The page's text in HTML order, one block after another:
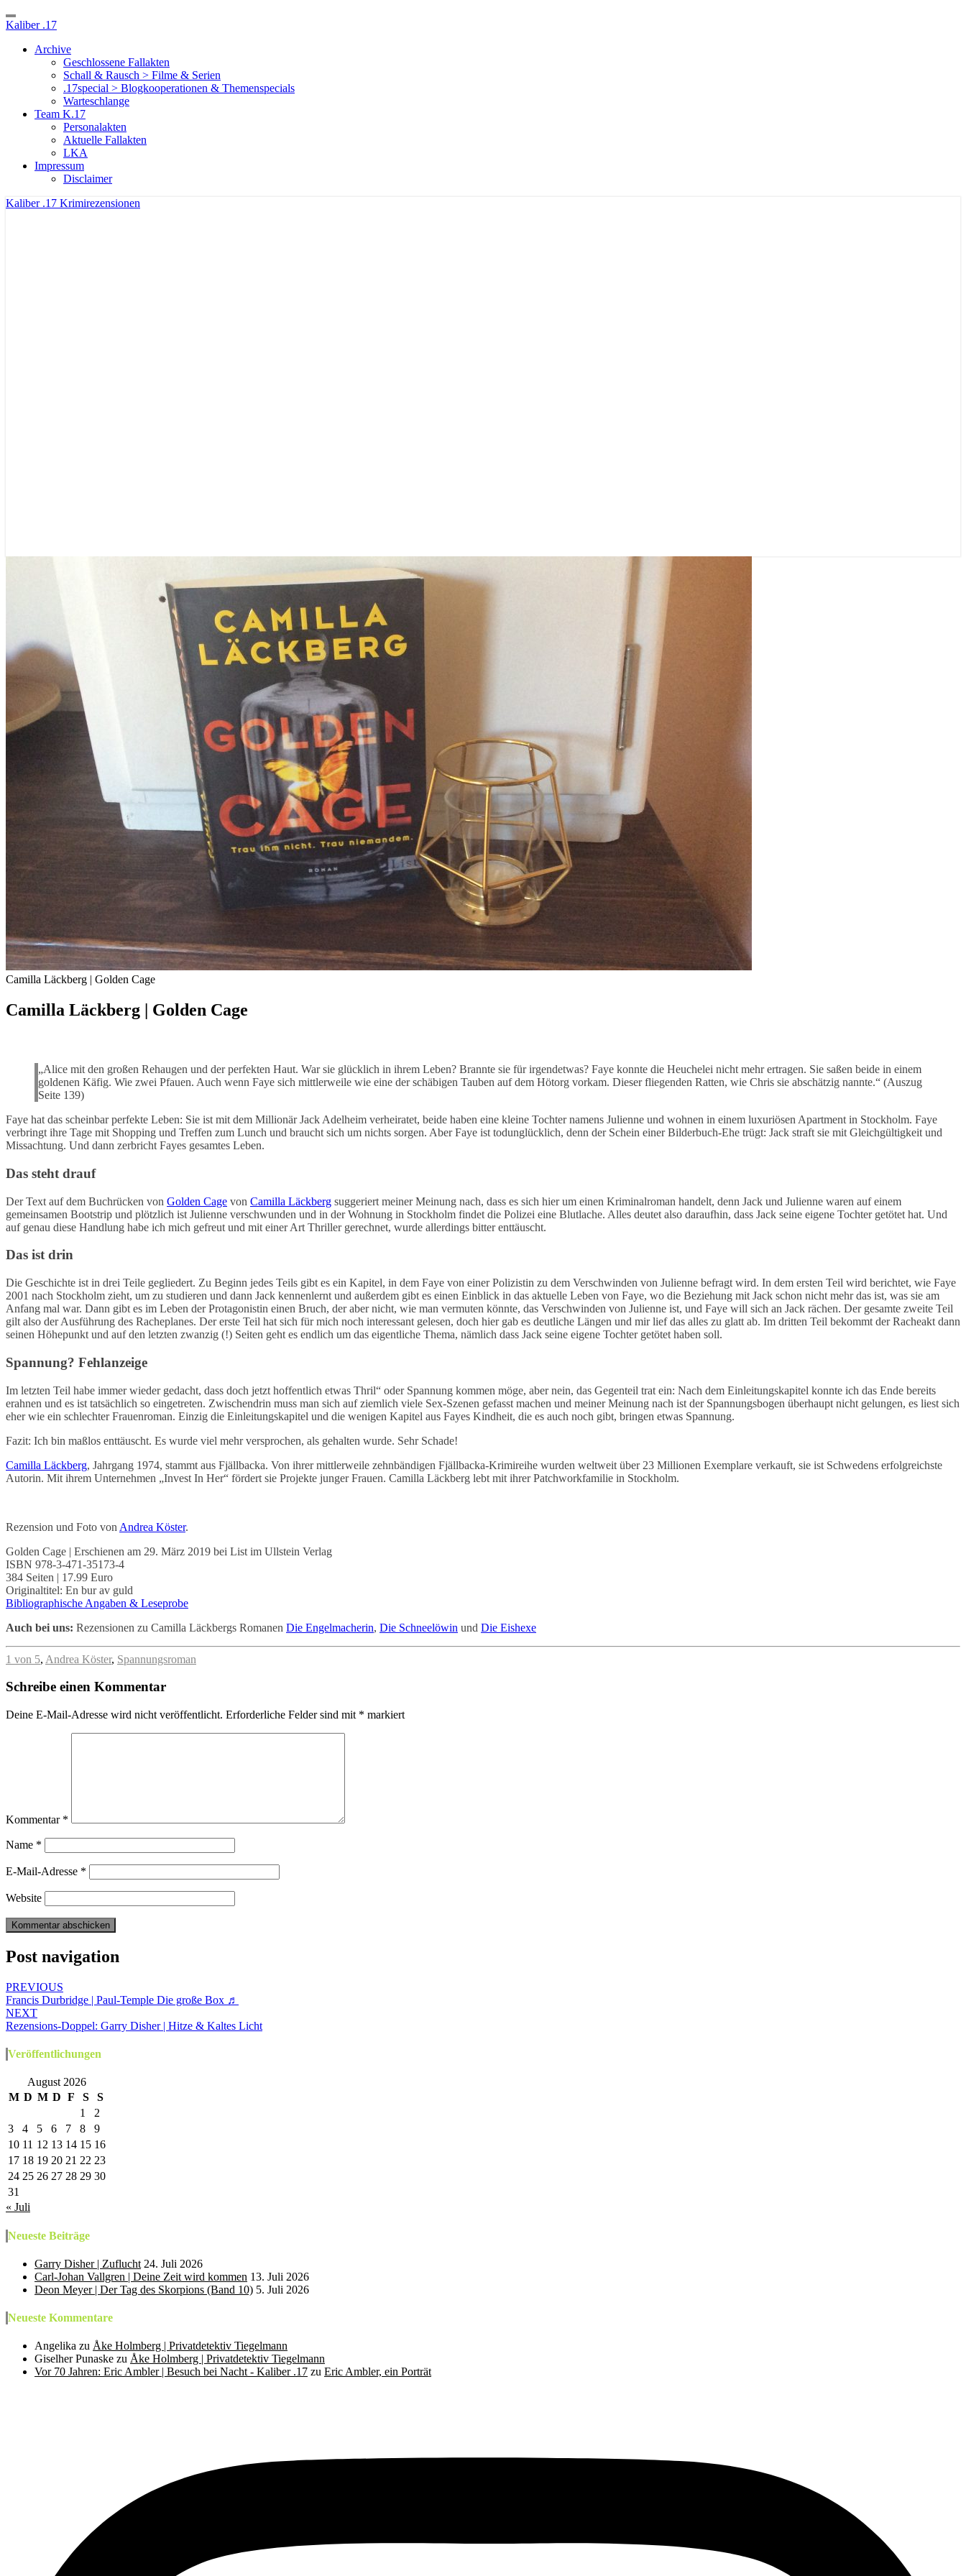
Toggle
Navigation
Kaliber .17
Archive
Geschlossene Fallakten
Schall & Rausch > Filme & Serien
.17special > Blogkooperationen & Themenspecials
Warteschlange
Team K.17
Personalakten
Aktuelle Fallakten
LKA
Impressum
Disclaimer
Kaliber .17 Krimirezensionen
Camilla Läckberg | Golden Cage
Camilla Läckberg | Golden Cage
„Alice mit den großen Rehaugen und der perfekten Haut. War sie glücklich in ihrem Leben? Brannte sie für irgendetwas? Faye konnte die Heuchelei nicht mehr ertragen. Sie saßen beide in einem
goldenen Käfig. Wie zwei Pfauen. Auch wenn Faye sich mittlerweile wie eine der schäbigen Tauben auf dem Hötorg vorkam. Dieser fliegenden Ratten, wie Chris sie abschätzig nannte.“ (Auszug
Seite 139)
Faye hat das scheinbar perfekte Leben: Sie ist mit dem Millionär Jack Adelheim verheiratet, beide haben eine kleine Tochter namens Julienne und wohnen in einem luxuriösen Apartment in Stockholm. Faye
verbringt ihre Tage mit Shopping und Treffen zum Lunch und braucht sich um nichts sorgen. Aber Faye ist todunglücklich, denn der Schein einer Bilderbuch-Ehe trügt: Jack straft sie mit Gleichgültigkeit und
Missachtung. Und dann zerbricht Fayes gesamtes Leben.
Das steht drauf
Der Text auf dem Buchrücken von Golden Cage von Camilla Läckberg suggeriert meiner Meinung nach, dass es sich hier um einen Kriminalroman handelt, denn Jack und Julienne waren auf einem
gemeinsamen Bootstrip und plötzlich ist Julienne verschwunden und in der Wohnung in Stockholm findet die Polizei eine Blutlache. Alles deutet also daraufhin, dass Jack seine eigene Tochter getötet hat. Und
auf genau diese Handlung habe ich mich gefreut und mit einer Art Thriller gerechnet, wurde allerdings bitter enttäuscht.
Das ist drin
Die Geschichte ist in drei Teile gegliedert. Zu Beginn jedes Teils gibt es ein Kapitel, in dem Faye von einer Polizistin zu dem Verschwinden von Julienne befragt wird. In dem ersten Teil wird berichtet, wie Faye
2001 nach Stockholm zieht, um zu studieren und dann Jack kennenlernt und außerdem gibt es einen Einblick in das aktuelle Leben von Faye, wo die Beziehung mit Jack schon nicht mehr das ist, was sie am
Anfang mal war. Dann gibt es im Leben der Protagonistin einen Bruch, der aber nicht, wie man vermuten könnte, das Verschwinden von Julienne ist, und Faye will sich an Jack rächen. Der gesamte zweite Teil
gilt also der Ausführung des Racheplanes. Der erste Teil hat sich für mich noch interessant gelesen, doch hier gab es deutliche Längen und mir lief das alles zu glatt ab. Im dritten Teil bekommt der Racheakt dann
seinen Höhepunkt und auf den letzten zwanzig (!) Seiten geht es endlich um das eigentliche Thema, nämlich dass Jack seine eigene Tochter getötet haben soll.
Spannung? Fehlanzeige
Im letzten Teil habe immer wieder gedacht, dass doch jetzt hoffentlich etwas Thril“ oder Spannung kommen möge, aber nein, das Gegenteil trat ein: Nach dem Einleitungskapitel konnte ich das Ende bereits
erahnen und es ist tatsächlich so eingetreten. Zwischendrin muss man sich auf ziemlich viele Sex-Szenen gefasst machen und meiner Meinung nach ist der Spannungsbogen überhaupt nicht gelungen, es liest sich
eher wie ein schlechter Frauenroman. Einzig die Einleitungskapitel und die wenigen Kapitel aus Fayes Kindheit, die es auch noch gibt, bringen etwas Spannung.
Fazit: Ich bin maßlos enttäuscht. Es wurde viel mehr versprochen, als gehalten wurde. Sehr Schade!
Camilla Läckberg, Jahrgang 1974, stammt aus Fjällbacka. Von ihrer mittlerweile zehnbändigen Fjällbacka-Krimireihe wurden weltweit über 23 Millionen Exemplare verkauft, sie ist Schwedens erfolgreichste
Autorin. Mit ihrem Unternehmen „Invest In Her“ fördert sie Projekte junger Frauen. Camilla Läckberg lebt mit ihrer Patchworkfamilie in Stockholm.
Rezension und Foto von Andrea Köster.
Golden Cage | Erschienen am 29. März 2019 bei List im Ullstein Verlag
ISBN 978-3-471-35173-4
384 Seiten | 17.99 Euro
Originaltitel: En bur av guld
Bibliographische Angaben & Leseprobe
Auch bei uns: Rezensionen zu Camilla Läckbergs Romanen Die Engelmacherin, Die Schneelöwin und Die Eishexe
1 von 5, Andrea Köster, Spannungsroman
Schreibe einen Kommentar
Deine E-Mail-Adresse wird nicht veröffentlicht. Erforderliche Felder sind mit * markiert
Kommentar *
Name *
E-Mail-Adresse *
Website
Post navigation
PREVIOUS
Francis Durbridge | Paul-Temple Die große Box ♬
NEXT
Rezensions-Doppel: Garry Disher | Hitze & Kaltes Licht
Veröffentlichungen
August 2026
M D M D F S
S
1
2
3
4 5 6 7 8
9
10 11 12 13 14 15 16
17 18 19 20 21 22 23
24 25 26 27 28 29 30
31
« Juli
Neueste Beiträge
Garry Disher | Zuflucht 24. Juli 2026
Carl-Johan Vallgren | Deine Zeit wird kommen 13. Juli 2026
Deon Meyer | Der Tag des Skorpions (Band 10) 5. Juli 2026
Neueste Kommentare
Angelika zu Åke Holmberg | Privatdetektiv Tiegelmann
Giselher Punaske zu Åke Holmberg | Privatdetektiv Tiegelmann
Vor 70 Jahren: Eric Ambler | Besuch bei Nacht - Kaliber .17 zu Eric Ambler, ein Porträt